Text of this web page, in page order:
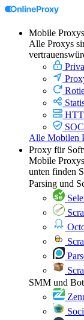
Mobile Proxys
Alle Proxys
Alle Mobilen
Proxy für
Mobile
unten finden
Parsing und
SMM und